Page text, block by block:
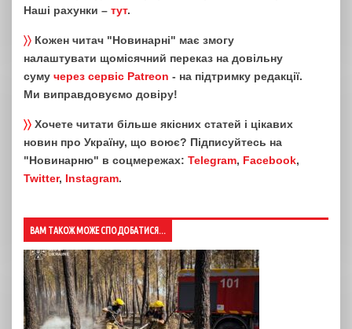
Наші рахунки – тут.
〉〉 Кожен читач "Новинарні" має змогу
налаштувати щомісячний переказ на довільну
суму через сервіс Patreon - на підтримку редакції.
Ми виправдовуємо довіру!
〉〉 Хочете читати більше якісних статей і цікавих
новин про Україну, що воює? Підписуйтесь на
"Новинарню" в соцмережах: Telegram, Facebook,
Twitter, Instagram.
ВАМ ТАКОЖ МОЖЕ СПОДОБАТИСЯ...